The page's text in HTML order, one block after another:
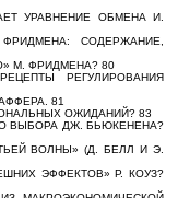
УРАВНЕНИЕ ОБМЕНА И.
СОДЕРЖАНИЕ,
М. ФРИДМЕНА? 80
РЕГУЛИРОВАНИЯ
81
ОЖИДАНИЙ? 83
ВЫБОРА ДЖ. БЬЮКЕНЕНА?
ВОЛНЫ» (Д. БЕЛЛ И Э.
ЭФФЕКТОВ» Р. КОУЗ?